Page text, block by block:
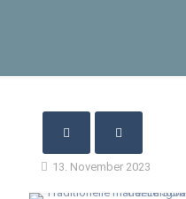
13. November 2023